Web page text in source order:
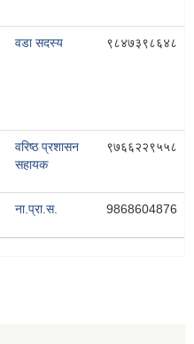
वडा सदस्य ९८४७३९८६४८
वरिष्ठ प्रशासन
सहायक
९७६६२२९५५८
ना.प्रा.स. 9868604876